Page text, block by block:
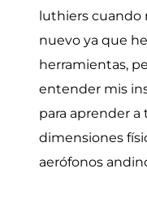
luthiers
nuevo ya que
herramientas,
entender mis
para aprender a
dimensiones
aerófonos